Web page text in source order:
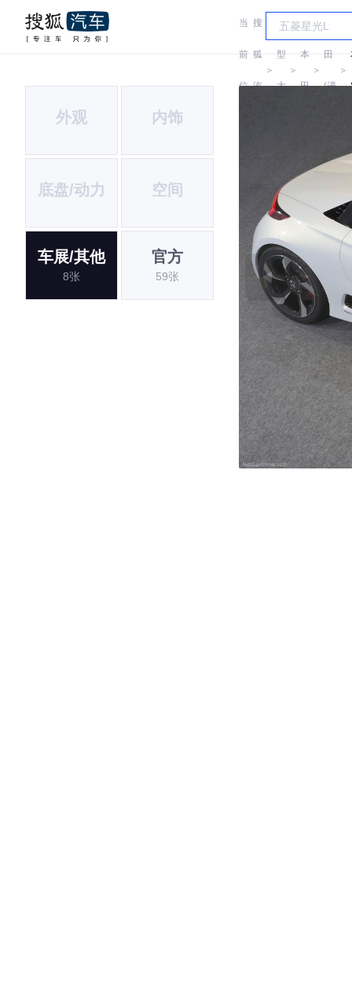
当
前
位
搜
狐
汽
＞
车
型
大
＞
本
田
＞
本
田
(进
＞
外观 内饰
底盘/动力 空间
车展/其他
8张
官方
59张